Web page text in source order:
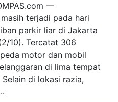
—
terjadi pada hari
parkir liar di Jakarta
10). Tercatat 306
motor dan mobil
di lima tempat
di lokasi razia,